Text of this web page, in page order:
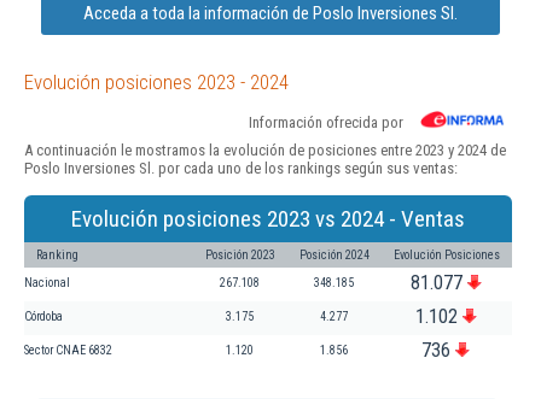
Acceda a toda la información de Poslo Inversiones Sl.
Evolución posiciones 2023 - 2024
Información ofrecida por
A continuación le mostramos la evolución de posiciones entre 2023 y 2024 de
Poslo Inversiones Sl. por cada uno de los rankings según sus ventas:
Evolución posiciones 2023 vs 2024 - Ventas
Ranking Posición 2023 Posición 2024 Evolución Posiciones
Nacional 267.108 348.185 81.077
Córdoba 3.175 4.277 1.102
Sector CNAE 6832 1.120 1.856 736